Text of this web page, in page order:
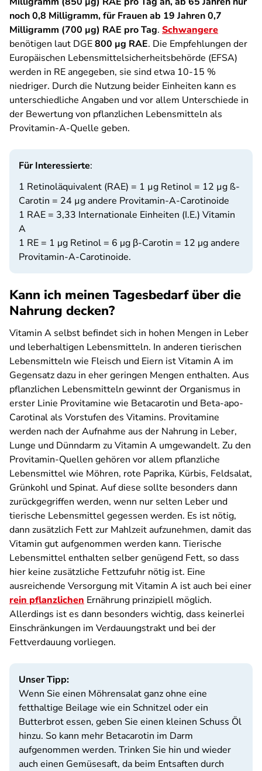
noch 0,8 Milligramm, für Frauen ab 19 Jahren 0,7
Milligramm (700 µg) RAE pro Tag. Schwangere
benötigen laut DGE800 µg RAE. Die Empfehlungen der
Europäischen Lebensmittelsicherheitsbehörde (EFSA)
werden in RE angegeben, sie sind etwa 10-15 %
niedriger. Durch die Nutzung beider Einheiten kann es
unterschiedliche Angaben und vor allem Unterschiede in
der Bewertung von pflanzlichen Lebensmitteln als
Provitamin-A-Quelle geben.
Für Interessierte:
1 Retinoläquivalent (RAE) = 1 µg Retinol = 12 µg ß-
Carotin = 24 µg andere Provitamin-A-Carotinoide
1 RAE = 3,33 Internationale Einheiten (I.E.) Vitamin
A
1 RE = 1 μg Retinol = 6 μg β-Carotin = 12 μg andere
Provitamin-A-Carotinoide.
Kann ich meinen Tagesbedarf über die
Nahrung decken?
Vitamin A selbst befindet sich in hohen Mengen in Leber
und leberhaltigen Lebensmitteln. In anderen tierischen
Lebensmitteln wie Fleisch und Eiern ist Vitamin A im
Gegensatz dazu in eher geringen Mengen enthalten. Aus
pflanzlichen Lebensmitteln gewinnt der Organismus in
erster Linie Provitamine wie Betacarotin und Beta-apo-
Carotinal als Vorstufen des Vitamins. Provitamine
werden nach der Aufnahme aus der Nahrung in Leber,
Lunge und Dünndarm zu Vitamin A umgewandelt. Zu den
Provitamin-Quellen gehören vor allem pflanzliche
Lebensmittel wie Möhren, rote Paprika, Kürbis, Feldsalat,
Grünkohl und Spinat. Auf diese sollte besonders dann
zurückgegriffen werden, wenn nur selten Leber und
tierische Lebensmittel gegessen werden. Es ist nötig,
dann zusätzlich Fett zur Mahlzeit aufzunehmen, damit das
Vitamin gut aufgenommen werden kann. Tierische
Lebensmittel enthalten selber genügend Fett, so dass
hier keine zusätzliche Fettzufuhr nötig ist. Eine
ausreichende Versorgung mit Vitamin A ist auch bei einer
rein pflanzlichen Ernährung prinzipiell möglich.
Allerdings ist es dann besonders wichtig, dass keinerlei
Einschränkungen im Verdauungstrakt und bei der
Fettverdauung vorliegen.
Unser Tipp:
Wenn Sie einen Möhrensalat ganz ohne eine
fetthaltige Beilage wie ein Schnitzel oder ein
Butterbrot essen, geben Sie einen kleinen Schuss Öl
hinzu. So kann mehr Betacarotin im Darm
aufgenommen werden. Trinken Sie hin und wieder
auch einen Gemüsesaft, da beim Entsaften durch